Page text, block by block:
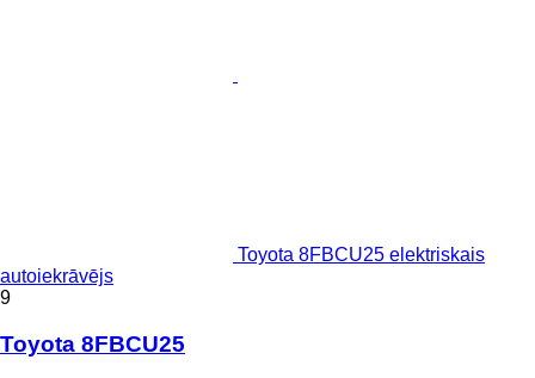
Toyota 8FBCU25 elektriskais
autoiekrāvējs
9
Toyota 8FBCU25